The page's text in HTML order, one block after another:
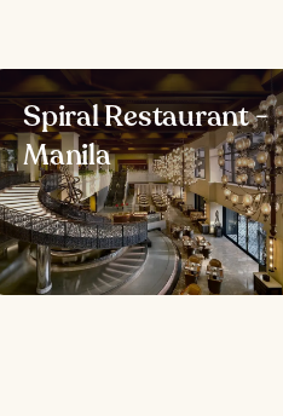
Spiral Restaurant -
Manila